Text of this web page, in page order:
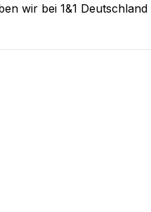
wir bei 1&1